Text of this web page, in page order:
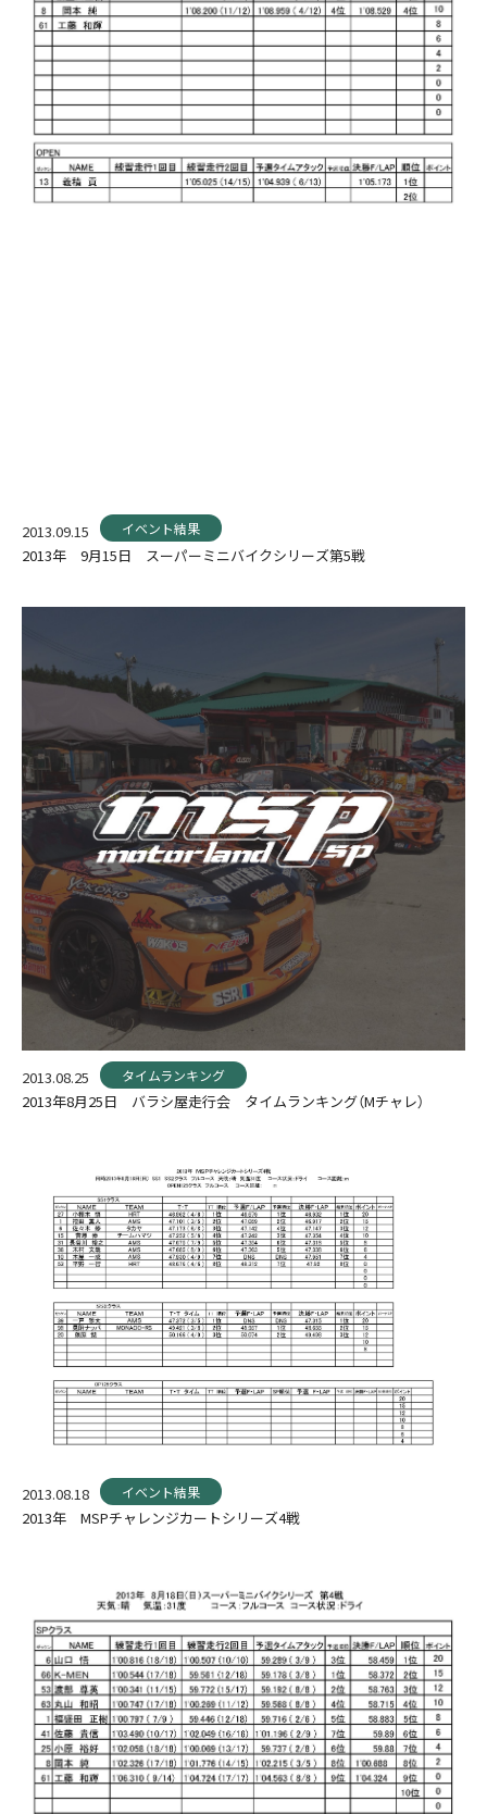
2013.09.15 イベント結果
2013年 9月15日 スーパーミニバイクシリーズ第5戦
2013.08.25 タイムランキング
2013年8月25日 バラシ屋走行会 タイムランキング（Mチャレ）
2013.08.18 イベント結果
2013年 MSPチャレンジカートシリーズ4戦